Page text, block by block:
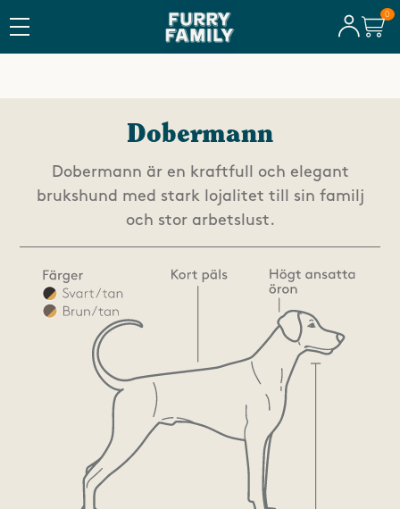
FRI FRAKT ÖVER 600 KR
Dobermann
Dobermann är en kraftfull och elegant
brukshund med stark lojalitet till sin familj
och stor arbetslust.